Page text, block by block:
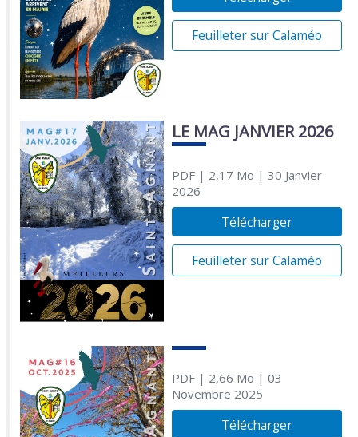
Feuilleter sur Calaméo
LE MAG JANVIER 2026
PDF| 2,17 Mo | 30 Janvier
2026
Télécharger
Feuilleter sur Calaméo
PDF| 2,66 Mo | 03
Novembre 2025
Télécharger